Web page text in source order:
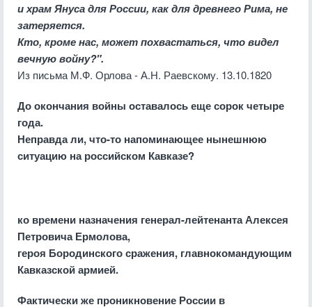
и храм Януса для России, как для древнего Рима, не
затеряется.
Кто, кроме нас, может похвастаться, что видел
вечную войну?".
Из письма М.Ф. Орлова - А.Н. Раевскому. 13.10.1820
До окончания войны оставалось еще сорок четыре
года.
Неправда ли, что-то напоминающее нынешнюю
ситуацию на российском Кавказе?
ко времени назначения генерал-лейтенанта Алексея
Петровича Ермолова,
героя Бородинского сражения, главнокомандующим
Кавказской армией.
Фактически же проникновение России в